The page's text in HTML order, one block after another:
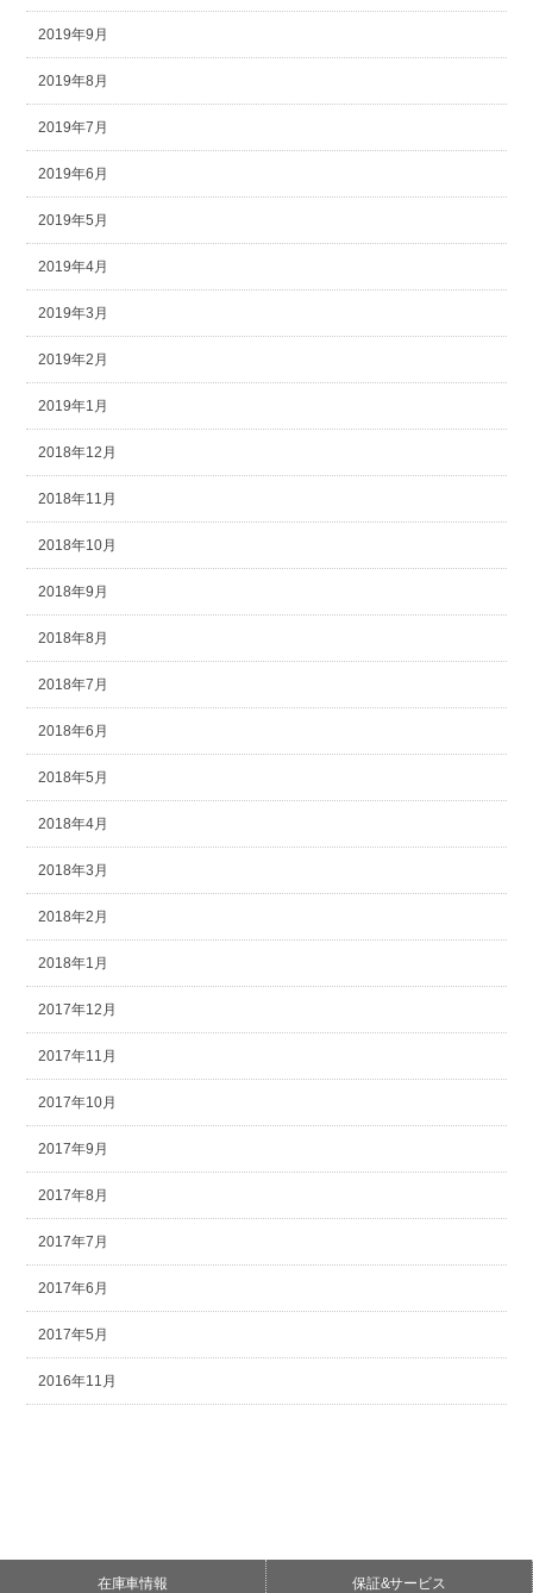
2019年9月
2019年8月
2019年7月
2019年6月
2019年5月
2019年4月
2019年3月
2019年2月
2019年1月
2018年12月
2018年11月
2018年10月
2018年9月
2018年8月
2018年7月
2018年6月
2018年5月
2018年4月
2018年3月
2018年2月
2018年1月
2017年12月
2017年11月
2017年10月
2017年9月
2017年8月
2017年7月
2017年6月
2017年5月
2016年11月
在庫車情報 保証&サービス